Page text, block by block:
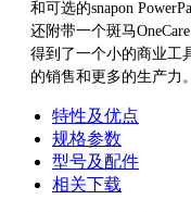
和可选的snapon
还附带一个斑马OneCare
得到了一个小的商业工具
的销售和更多的生产力
特性及优点
规格参数
型号及配件
相关下载